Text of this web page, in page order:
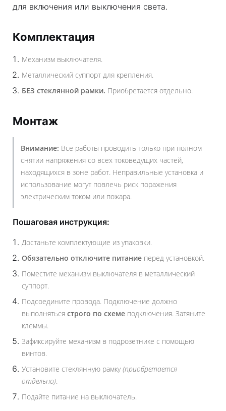
для включения или выключения света.
Комплектация
Механизм выключателя.
Металлический суппорт для крепления.
БЕЗ стеклянной рамки. Приобретается отдельно.
Монтаж
Внимание: Все работы проводить только при полном
снятии напряжения со всех токоведущих частей,
находящихся в зоне работ. Неправильные установка и
использование могут повлечь риск поражения
электрическим током или пожара.
Пошаговая инструкция:
Достаньте комплектующие из упаковки.
Обязательно отключите питание перед установкой.
Поместите механизм выключателя в металлический
суппорт.
Подсоедините провода. Подключение должно
выполняться строго по схеме подключения. Затяните
клеммы.
Зафиксируйте механизм в подрозетнике с помощью
винтов.
Установите стеклянную рамку(приобретается
отдельно).
Подайте питание на выключатель.